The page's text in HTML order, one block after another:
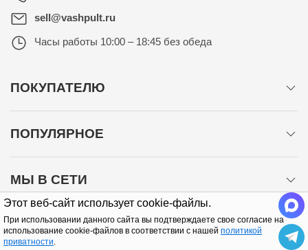
Этот веб-сайт использует cookie-файлы.
При использовании данного сайта вы подтверждаете свое согласие на
использование cookie-файлов в соответствии с нашей политикой
приватности.
sell@vashpult.ru
Часы работы 10:00 – 18:45 без обеда
ПОКУПАТЕЛЮ
ПОПУЛЯРНОЕ
МЫ В СЕТИ